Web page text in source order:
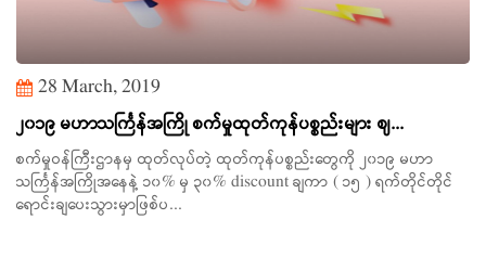
28 March, 2019
၂၀၁၉ မဟာသင်္ကြန်အကြို စက်မှုထုတ်ကုန်ပစ္စည်းများ ဈ...
စက်မှုဝန်ကြီးဌာနမှ ထုတ်လုပ်တဲ့ ထုတ်ကုန်ပစ္စည်းတွေကို ၂၀၁၉ မဟာ
သင်္ကြန်အကြိုအနေနဲ့ ၁၀% မှ ၃၀% discount ချကာ ( ၁၅ ) ရက်တိုင်တိုင်
ရောင်းချပေးသွားမှာဖြစ်ပ...